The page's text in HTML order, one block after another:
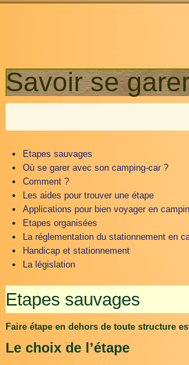
Savoir se
Etapes sauvages
Où se garer avec son camping-car ?
Comment ?
Les aides pour trouver une étape
Applications pour bien voyager en
Etapes organisées
La réglementation du stationnement en
Handicap et stationnement
La législation
Etapes sauvages
Faire étape en dehors de toute structure
Le choix de l’étape